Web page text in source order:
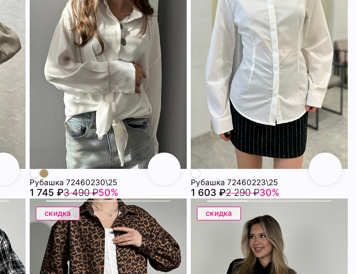
Рубашка 72460230\25
1 745 ₽3 490 ₽50%
Рубашка 72460223\25
1 603 ₽2 290 ₽30%
скидка скидка